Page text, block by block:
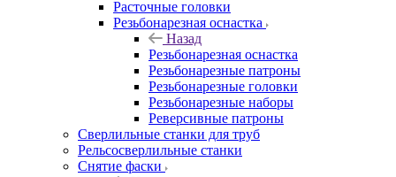
Расточные головки
Резьбонарезная оснастка
Назад
Резьбонарезная оснастка
Резьбонарезные патроны
Резьбонарезные головки
Резьбонарезные наборы
Реверсивные патроны
Сверлильные станки для труб
Рельсосверлильные станки
Снятие фаски